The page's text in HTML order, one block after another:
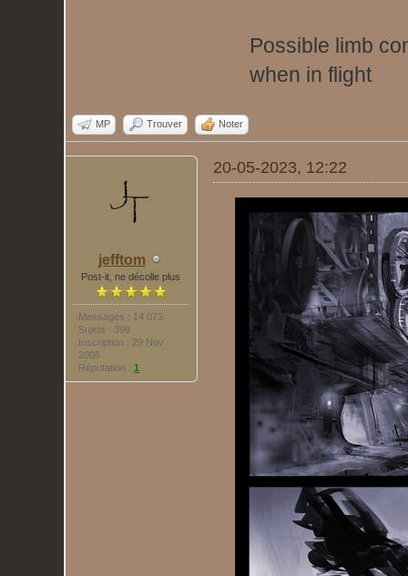
Possible limb
when in flight
MP Trouver Noter
jefftom
Post-it, ne décolle plus
Messages : 14 073
Sujets : 399
Inscription : 29 Nov
2006
Réputation :1
20-05-2023, 12:22